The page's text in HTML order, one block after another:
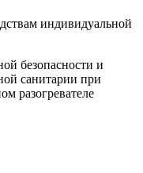
индивидуальной
безопасности и
санитарии при
разогревателе